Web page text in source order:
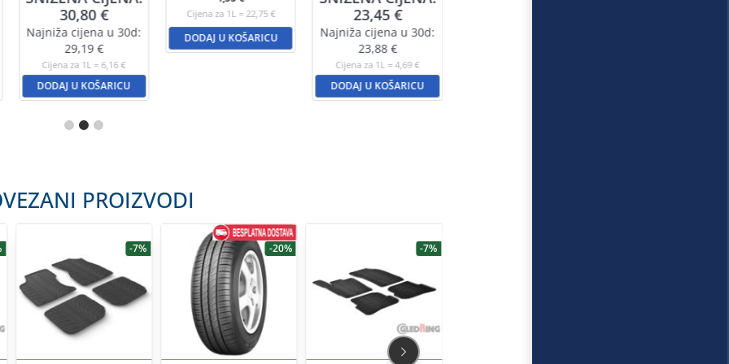
30,80€
Najniža cijena u 30d:
29,19€
Cijena za 1L = 6,16 €
DODAJ U KOŠARICU
Cijena za 1L = 22,75 €
DODAJ U KOŠARICU
23,45€
Najniža cijena u 30d:
23,88 €
Cijena za 1L = 4,69 €
DODAJ U KOŠARICU
PROIZVODI
-7% -20% -7%